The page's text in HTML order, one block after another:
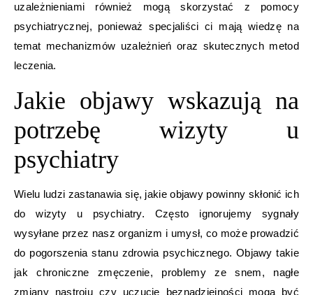
uzależnieniami również mogą skorzystać z pomocy
psychiatrycznej, ponieważ specjaliści ci mają wiedzę na
temat mechanizmów uzależnień oraz skutecznych metod
leczenia.
Jakie objawy wskazują na
potrzebę wizyty u
psychiatry
Wielu ludzi zastanawia się, jakie objawy powinny skłonić ich
do wizyty u psychiatry. Często ignorujemy sygnały
wysyłane przez nasz organizm i umysł, co może prowadzić
do pogorszenia stanu zdrowia psychicznego. Objawy takie
jak chroniczne zmęczenie, problemy ze snem, nagłe
zmiany nastroju czy uczucie beznadziejności mogą być